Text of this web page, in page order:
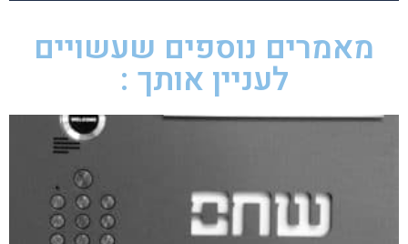
מאמרים נוספים שעשויים
לעניין אותך :